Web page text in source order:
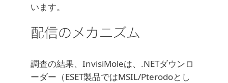
います。
配信のメカニズム
調査の結果、InvisiMoleは、.NETダウンロ
ーダー（ESET製品ではMSIL/Pterodoとし